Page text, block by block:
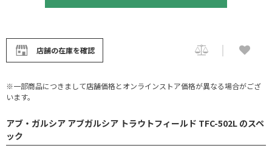
店舗の在庫を確認
※一部商品につきまして店舗価格とオンラインストア価格が異なる場合がござ
います。
アブ・ガルシア アブガルシア トラウトフィールド TFC-502L のスペ
ック